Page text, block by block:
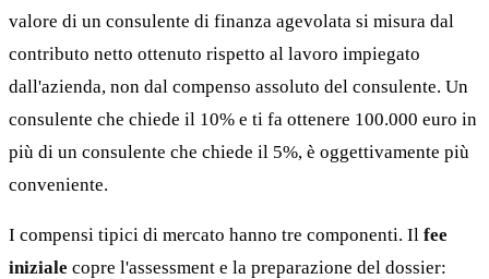
valore di un consulente di finanza agevolata si misura dal
contributo netto ottenuto rispetto al lavoro impiegato
dall'azienda, non dal compenso assoluto del consulente. Un
consulente che chiede il 10% e ti fa ottenere 100.000 euro in
più di un consulente che chiede il 5%, è oggettivamente più
conveniente.
I compensi tipici di mercato hanno tre componenti. Il fee
iniziale copre l'assessment e la preparazione del dossier: